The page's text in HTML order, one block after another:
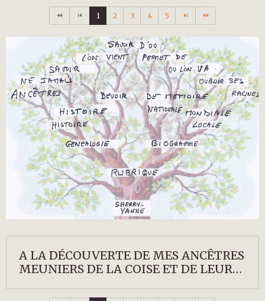
1 2 3 4 5
A LA DÉCOUVERTE DE MES ANCÊTRES
MEUNIERS DE LA COISE ET DE LEURS